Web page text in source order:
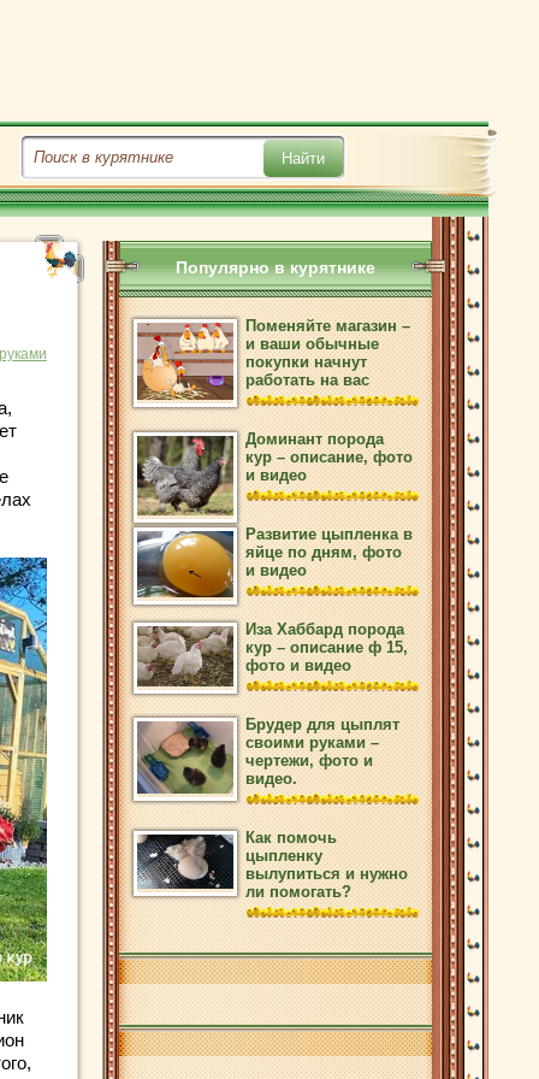
Популярно в курятнике
Поменяйте магазин –
и ваши обычные
покупки начнут
работать на вас
Доминант порода
кур – описание, фото
и видео
Развитие цыпленка в
яйце по дням, фото
и видео
Иза Хаббард порода
кур – описание ф 15,
фото и видео
Брудер для цыплят
своими руками –
чертежи, фото и
видео.
Как помочь
цыпленку
вылупиться и нужно
ли помогать?